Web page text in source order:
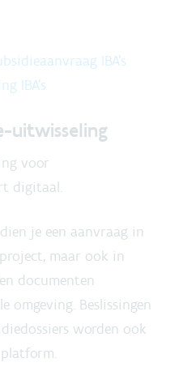
IBA's
IBA's
uitwisseling
voor
digitaal.
je een aanvraag in
maar ook in
documenten
omgeving. Beslissingen
worden ook